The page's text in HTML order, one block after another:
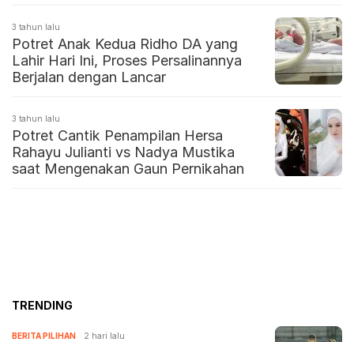
3 tahun lalu
Potret Anak Kedua Ridho DA yang
Lahir Hari Ini, Proses Persalinannya
Berjalan dengan Lancar
3 tahun lalu
Potret Cantik Penampilan Hersa
Rahayu Julianti vs Nadya Mustika
saat Mengenakan Gaun Pernikahan
TRENDING
BERITA PILIHAN 2 hari lalu